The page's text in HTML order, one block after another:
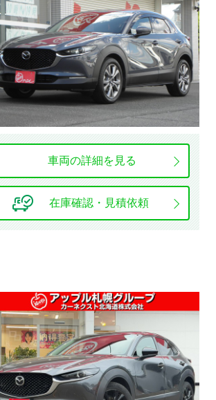
年式
価格
車検の残り
車両の詳細を見る
在庫確認・見積依頼